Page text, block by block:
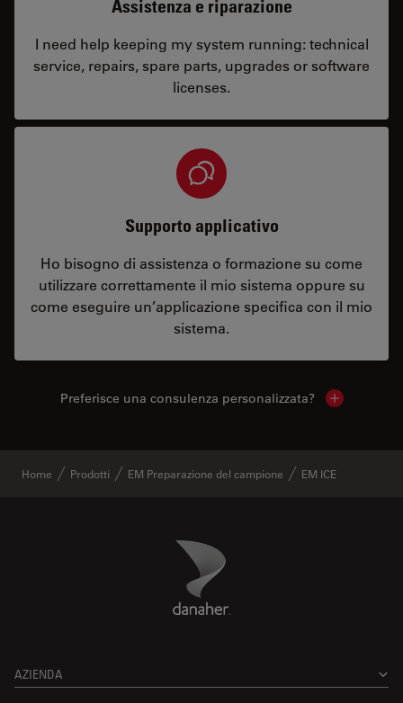
Assistenza e riparazione
I need help keeping my system running: technical
service, repairs, spare parts, upgrades or software
licenses.
Supporto applicativo
Ho bisogno di assistenza o formazione su come
utilizzare correttamente il mio sistema oppure su
come eseguire un’applicazione specifica con il mio
sistema.
Preferisce una consulenza personalizzata? Show local
Home Prodotti EM Preparazione del campione EM ICE
Danaher Logo
AZIENDA